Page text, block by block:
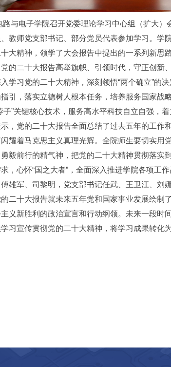
与电子学院召开党委理论学习中心组（扩大
教师党支部书记、部分党员代表参加学习。学
大精神，领学了大会报告中提出的一系列新
的二十大报告高举旗帜、引领时代，守正创新
学习党的二十大精神，深刻领悟“两个确立”的决
引，落实立德树人根本任务，培养服务国家
”关键核心技术，服务高水平科技自立自强，
，党的二十大报告全面总结了过去五年的工
耀着马克思主义真理光辉。全院师生要切实用
毅前行的精气神，把党的二十大精神贯彻落
，心怀“国之大者”，全面深入推进学院各项工作
雄军、司黎明，党支部书记任武、王卫江、刘
二十大报告就未来五年党和国家事业发展绘制
义新胜利的政治宣言和行动纲领。未来一段时
习宣传贯彻党的二十大精神，将学习成果转